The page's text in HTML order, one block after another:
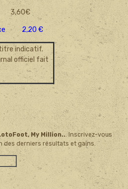
2,20 €
indicatif.
officiel fait
LotoFoot, My Million... Inscrivez-vous
des derniers résultats et gains.